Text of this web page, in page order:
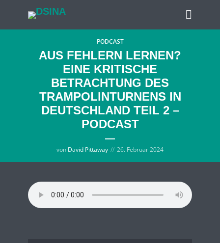
PODCAST
AUS FEHLERN LERNEN?
EINE KRITISCHE
BETRACHTUNG DES
TRAMPOLINTURNENS IN
DEUTSCHLAND TEIL 2 –
PODCAST
von David Pittaway 26. Februar 2024